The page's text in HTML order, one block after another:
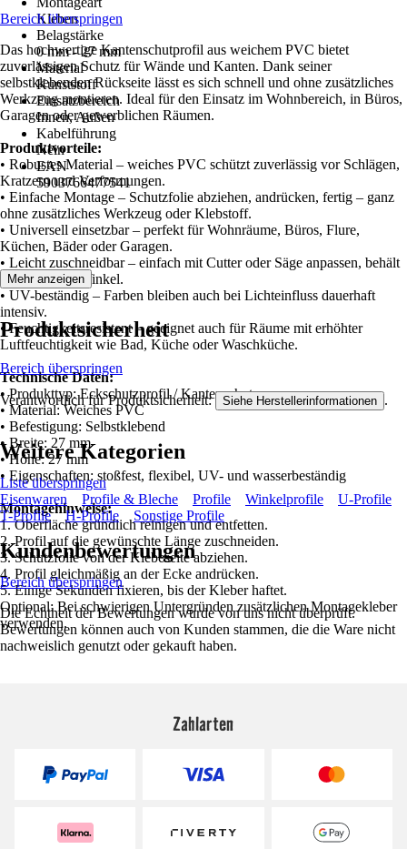
Kleben
Belagstärke
0 mm - 27 mm
Material
Kunststoff
Einsatzbereich
Innen, Außen
Kabelführung
Nein
EAN
5903766477541
Bereich überspringen
Das hochwertige Kantenschutprofil aus weichem PVC bietet
zuverlässigen Schutz für Wände und Kanten. Dank seiner
selbstklebenden Rückseite lässt es sich schnell und ohne zusätzliches
Werkzeug montieren. Ideal für den Einsatz im Wohnbereich, in Büros,
Garagen oder gewerblichen Räumen.
Produktvorteile:
• Robustes Material – weiches PVC schützt zuverlässig vor Schlägen,
Kratzern und Verformungen.
• Einfache Montage – Schutzfolie abziehen, andrücken, fertig – ganz
ohne zusätzliches Werkzeug oder Klebstoff.
• Universell einsetzbar – perfekt für Wohnräume, Büros, Flure,
Küchen, Bäder oder Garagen.
• Leicht zuschneidbar – einfach mit Cutter oder Säge anpassen, behält
sauberen 90°-Winkel.
• UV-beständig – Farben bleiben auch bei Lichteinfluss dauerhaft
intensiv.
• Feuchtigkeitsresistent – geeignet auch für Räume mit erhöhter
Luftfeuchtigkeit wie Bad, Küche oder Waschküche.
Technische Daten:
• Produkttyp: Eckschutzprofil / Kantenschutz
• Material: Weiches PVC
• Befestigung: Selbstklebend
• Breite: 27 mm
• Höhe: 27 mm
• Eigenschaften: stoßfest, flexibel, UV- und wasserbeständig
Montagehinweise:
1. Oberfläche gründlich reinigen und entfetten.
2. Profil auf die gewünschte Länge zuschneiden.
3. Schutzfolie von der Klebeseite abziehen.
4. Profil gleichmäßig an der Ecke andrücken.
5. Einige Sekunden fixieren, bis der Kleber haftet.
Optional: Bei schwierigen Untergründen zusätzlichen Montagekleber
verwenden.
Mehr anzeigen
Produktsicherheit
Bereich überspringen
Verantwortlich für Produktsicherheit: Siehe Herstellerinformationen .
Weitere Kategorien
Liste überspringen
Eisenwaren
Profile & Bleche Profile Winkelprofile
U-Profile
T-Profile
H-Profile Sonstige Profile
Kundenbewertungen
Bereich überspringen
Die Echtheit der Bewertungen wurde von uns nicht überprüft.
Bewertungen können auch von Kunden stammen, die die Ware nicht
nachweislich genutzt oder gekauft haben.
Zahlarten